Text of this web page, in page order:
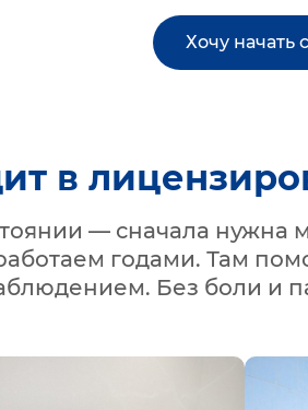
Хочу начать
в
— сначала
годами. Там
Без боли и